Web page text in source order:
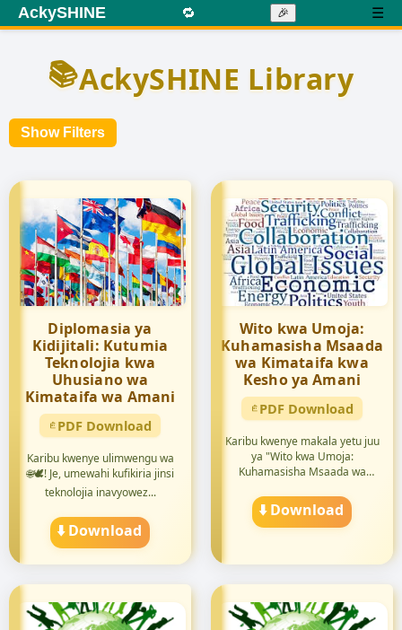
AckySHINE 🔁 🎉 ☰
📚AckySHINE Library
Show Filters
Diplomasia ya
Kidijitali: Kutumia
Teknolojia kwa
Uhusiano wa
Kimataifa wa Amani
PDF Download
Karibu kwenye ulimwengu wa
🌐🕊️! Je, umewahi kufikiria jinsi
teknolojia inavyowez...
⬇️ Download
Wito kwa Umoja:
Kuhamasisha Msaada
wa Kimataifa kwa
Kesho ya Amani
PDF Download
Karibu kwenye makala yetu juu
ya "Wito kwa Umoja:
Kuhamasisha Msaada wa
⬇️ Download